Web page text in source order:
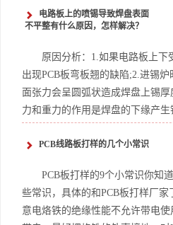
电路板上的喷锡导致焊盘表面
不平整有什么原因，怎样解决？
原因分析：1.如果电路板上下
出现PCB板弯板翘的缺陷;2.进锡
面张力会呈圆弧状造成焊盘上锡
力和重力的作用是焊盘的下缘产生
PCB线路板打样的几个小常识
PCB板打样的9个小常识你知
些常识，具体的和PCB板打样厂家
意电烙铁的绝缘性能不允许带电